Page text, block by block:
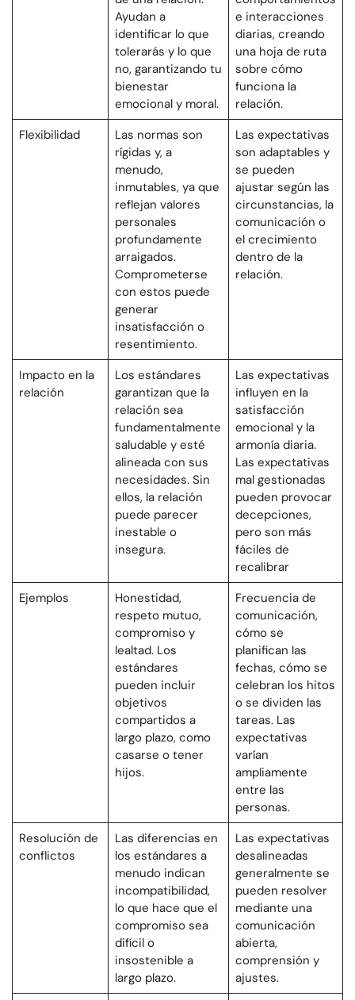
Ayudan a
identificar lo que
tolerarás y lo que
no, garantizando tu
bienestar
emocional y moral.
e interacciones
diarias, creando
una hoja de ruta
sobre cómo
funciona la
relación.
Flexibilidad
Las normas son
rígidas y, a
menudo,
inmutables, ya que
reflejan valores
personales
profundamente
arraigados.
Comprometerse
con estos puede
generar
insatisfacción o
resentimiento.
Las expectativas
son adaptables y
se pueden
ajustar según las
circunstancias, la
comunicación o
el crecimiento
dentro de la
relación.
Impacto en la
relación
Los estándares
garantizan que la
relación sea
fundamentalmente
saludable y esté
alineada con sus
necesidades. Sin
ellos, la relación
puede parecer
inestable o
insegura.
Las expectativas
influyen en la
satisfacción
emocional y la
armonía diaria.
Las expectativas
mal gestionadas
pueden provocar
decepciones,
pero son más
fáciles de
recalibrar
Ejemplos
Honestidad,
respeto mutuo,
compromiso y
lealtad. Los
estándares
pueden incluir
objetivos
compartidos a
largo plazo, como
casarse o tener
hijos.
Frecuencia de
comunicación,
cómo se
planifican las
fechas, cómo se
celebran los hitos
o se dividen las
tareas. Las
expectativas
varían
ampliamente
entre las
personas.
Resolución de
conflictos
Las diferencias en
los estándares a
menudo indican
incompatibilidad,
lo que hace que el
compromiso sea
difícil o
insostenible a
largo plazo.
Las expectativas
desalineadas
generalmente se
pueden resolver
mediante una
comunicación
abierta,
comprensión y
ajustes.